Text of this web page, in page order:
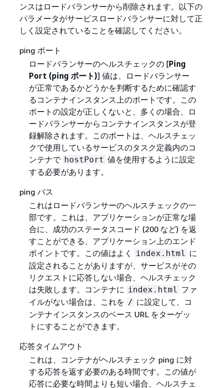
ンスはロードバランサーから削除されます。以下の
パラメータがサービスロードバランサーに対して正
しく設定されていることを確認してください。
ping ポート
ロードバランサーのヘルスチェックの [Ping
Port (ping ポート)] 値は、ロードバランサー
が正常であるかどうかを判断するために確認す
るコンテナインスタンス上のポートです。この
ポートの設定が正しくないと、多くの場合、ロ
ードバランサーからコンテナインスタンスが登
録解除されます。このポートは、ヘルスチェッ
クで使用しているサービスのタスク定義内のコ
ンテナで hostPort 値を使用するように設定
する必要があります。
ping パス
これはロードバランサーのヘルスチェックの一
部です。これは、アプリケーションが正常な場
合に、成功のステータスコード (200 など) を返
すことができる、アプリケーション上のエンド
ポイントです。この値はよく
index.html
に
設定されることがありますが、サービスがその
リクエストに応答しない場合、ヘルスチェック
は失敗します。コンテナに index.html
ファ
イルがない場合は、これを / に設定して、コ
ンテナインスタンスのベース URL をターゲッ
トにすることができます。
応答タイムアウト
これは、コンテナがヘルスチェック ping に対
する応答を返す必要のある時間です。この値が
応答に必要な時間よりも短い場合、ヘルスチェ